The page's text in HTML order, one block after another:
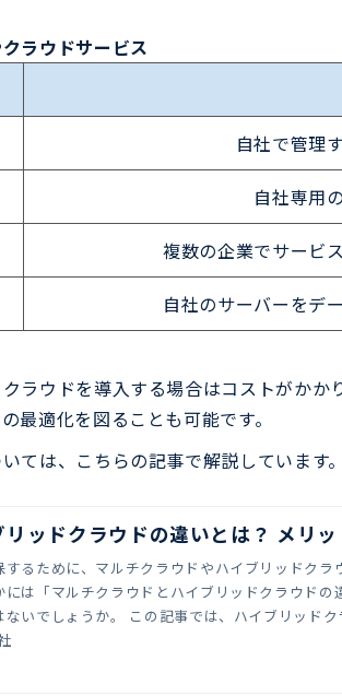
ラウドサービス
自社で管理
自社専用
複数の企業でサービ
自社のサーバーをデ
ラウドを導入する場合はコストがか
最適化を図ることも可能です。
ては、こちらの記事で解説しています
ッドクラウドの違いとは？ メリ
るために、マルチクラウドやハイブリッドクラ
は「マルチクラウドとハイブリッドクラウド
いでしょうか。 この記事では、ハイブリッド
。